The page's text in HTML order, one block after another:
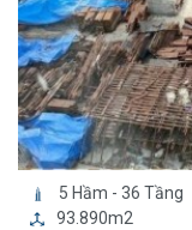
5 Hầm - 36 Tầng
93.890m2